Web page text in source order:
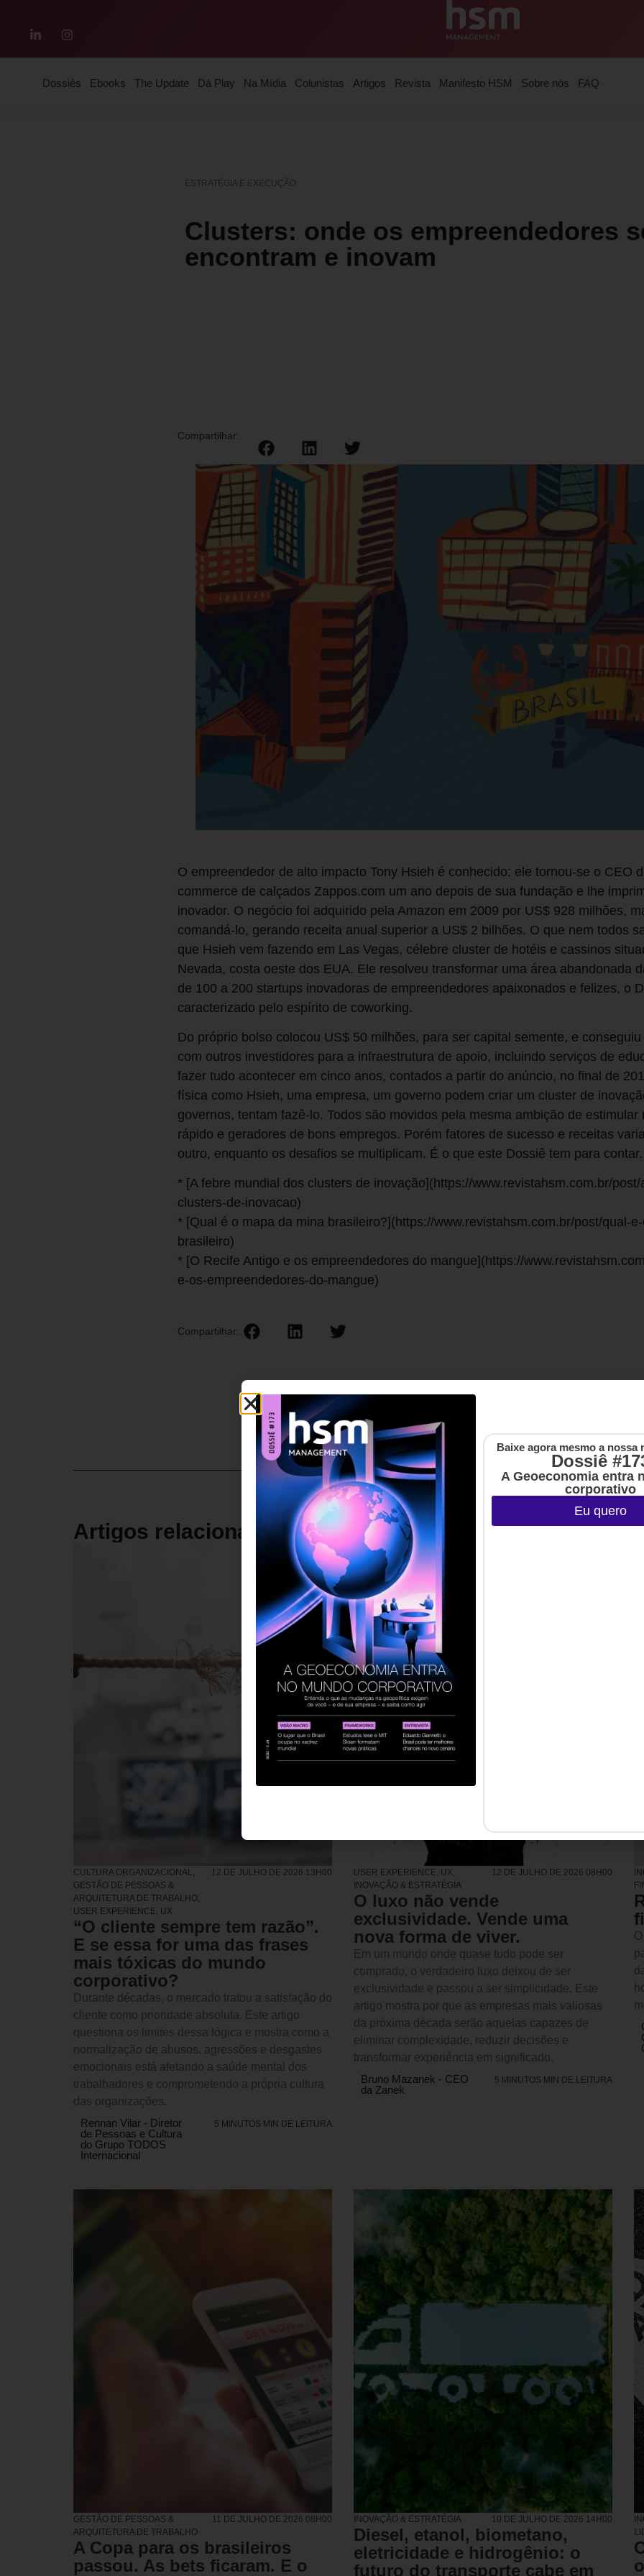
Dossiês Ebooks The Update Dá Play Na Mídia Colunistas Artigos Revista Manifesto HSM Sobre nós FAQ
ESTRATÉGIA E EXECUÇÃO
Clusters: onde os empreendedores
encontram e inovam
Compartilhar:
O empreendedor de alto impacto Tony Hsieh é conhecido: ele tornou-se o CEO
commerce de calçados Zappos.com um ano depois de sua fundação e lhe
inovador. O negócio foi adquirido pela Amazon em 2009 por US$ 928 milhões,
comandá-lo, gerando receita anual superior a US$ 2 bilhões. O que nem todos
que Hsieh vem fazendo em Las Vegas, célebre cluster de hotéis e cassinos
Nevada, costa oeste dos EUA. Ele resolveu transformar uma área abandonada
de 100 a 200 startups inovadoras de empreendedores apaixonados e felizes, o
caracterizado pelo espírito de coworking.
Do próprio bolso colocou US$ 50 milhões, para ser capital semente, e
com outros investidores para a infraestrutura de apoio, incluindo serviços de
fazer tudo acontecer em cinco anos, contados a partir do anúncio, no final de
física como Hsieh, uma empresa, um governo podem criar um cluster de
governos, tentam fazê-lo. Todos são movidos pela mesma ambição de
rápido e geradores de bons empregos. Porém fatores de sucesso e receitas
outro, enquanto os desafios se multiplicam. É o que este Dossiê tem para contar.
* [A febre mundial dos clusters de inovação](https://www.revistahsm.com.br/
clusters-de-inovacao)
* [Qual é o mapa da mina brasileiro?](https://www.revistahsm.com.br/post/qual-
brasileiro)
* [O Recife Antigo e os empreendedores do mangue](https://
e-os-empreendedores-do-mangue)
Compartilhar:
Artigos relacionados
CULTURA ORGANIZACIONAL
GESTÃO DE PESSOAS &
ARQUITETURA DE TRABALHO
USER EXPERIENCE, UX
12 DE JULHO DE 2026 13H00
“O cliente sempre tem razão”.
E se essa for uma das frases
mais tóxicas do mundo
corporativo?
Durante décadas, o mercado tratou a satisfação do
cliente como prioridade absoluta. Este artigo
questiona os limites dessa lógica e mostra como a
normalização de abusos, agressões e desgastes
emocionais está afetando a saúde mental dos
trabalhadores e comprometendo a própria cultura
das organizações.
Rennan Vilar - Diretor
de Pessoas e Cultura
do Grupo TODOS
Internacional
5 MINUTOS MIN DE LEITURA
USER EXPERIENCE, UX
INOVAÇÃO & ESTRATÉGIA
12 DE JULHO DE 2026 08H00
O luxo não vende
exclusividade. Vende uma
nova forma de viver.
Em um mundo onde quase tudo pode ser
comprado, o verdadeiro luxo deixou de ser
exclusividade e passou a ser simplicidade. Este
artigo mostra por que as empresas mais valiosas
da próxima década serão aquelas capazes de
eliminar complexidade, reduzir decisões e
transformar experiência em significado.
Bruno Mazanek - CEO
da Zanek
5 MINUTOS MIN DE LEITURA
GESTÃO DE PESSOAS &
ARQUITETURA DE TRABALHO
11 DE JULHO DE 2026 08H00
A Copa para os brasileiros
passou. As bets ficaram. E o
INOVAÇÃO & ESTRATÉGIA 10 DE JULHO DE 2026 14H00
Diesel, etanol, biometano,
eletricidade e hidrogênio: o
futuro do transporte cabe em
Baixe agora mesmo a nossa
Dossiê
A Geoeconomia entra
corporativo
Eu quero